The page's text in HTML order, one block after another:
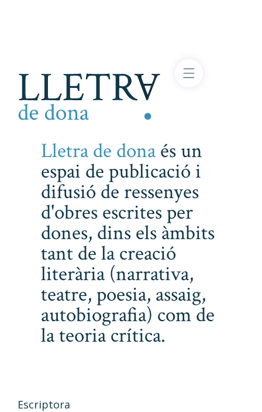
Lletra de donaés un
espai de publicació i
difusió de ressenyes
d'obres escrites per
dones, dins els àmbits
tant de la creació
literària (narrativa,
teatre, poesia, assaig,
autobiografia) com de
la teoria crítica.
Escriptora